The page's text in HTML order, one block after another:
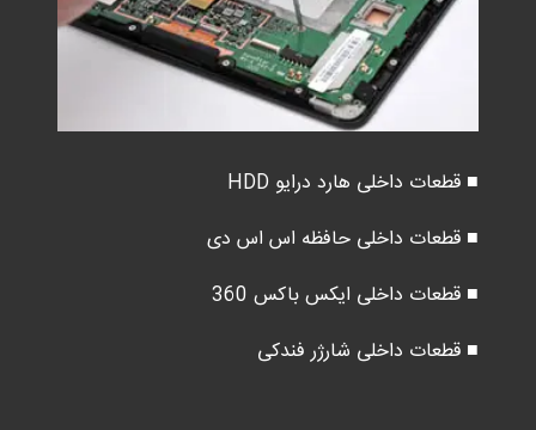
■ قطعات داخلی هارد درایو HDD
■ قطعات داخلی حافظه اس اس دی
■ قطعات داخلی ایکس باکس 360
■ قطعات داخلی شارژر فندکی